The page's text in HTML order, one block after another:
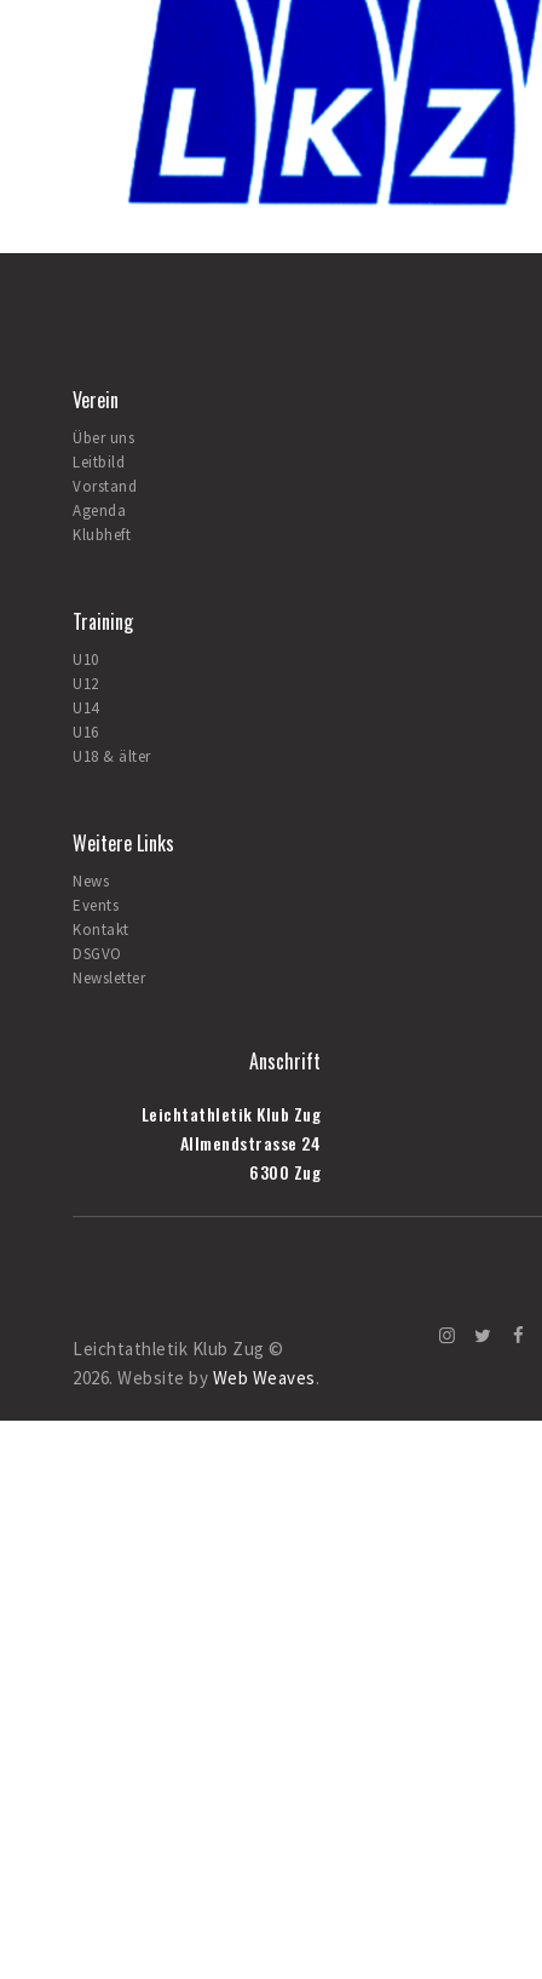
Verein
Über uns
Leitbild
Vorstand
Agenda
Klubheft
Training
U10
U12
U14
U16
U18 & älter
Weitere Links
News
Events
Kontakt
DSGVO
Newsletter
Anschrift
Leichtathletik Klub Zug
Allmendstrasse 24
6300 Zug
Leichtathletik Klub Zug ©
2026. Website by Web Weaves.